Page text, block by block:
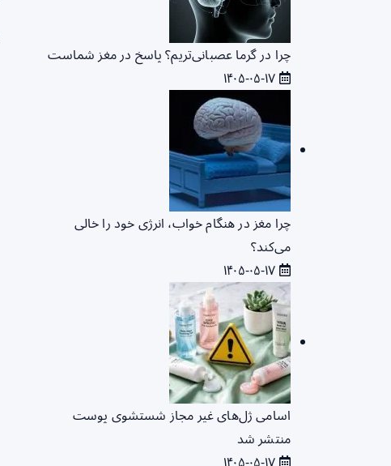
چرا در گرما عصبانی‌تریم؟ پاسخ در مغز شماست
چرا مغز در هنگام خواب، انرژی خود را خالی
می‌کند؟
اسامی ژل‌های غیر مجاز شستشوی پوست
منتشر شد